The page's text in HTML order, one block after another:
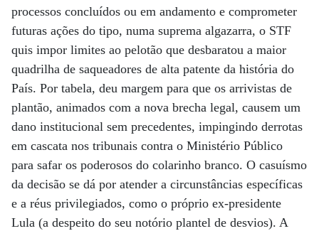
processos concluídos ou em andamento e comprometer
futuras ações do tipo, numa suprema algazarra, o STF
quis impor limites ao pelotão que desbaratou a maior
quadrilha de saqueadores de alta patente da história do
País. Por tabela, deu margem para que os arrivistas de
plantão, animados com a nova brecha legal, causem um
dano institucional sem precedentes, impingindo derrotas
em cascata nos tribunais contra o Ministério Público
para safar os poderosos do colarinho branco. O casuísmo
da decisão se dá por atender a circunstâncias específicas
e a réus privilegiados, como o próprio ex-presidente
Lula (a despeito do seu notório plantel de desvios). A